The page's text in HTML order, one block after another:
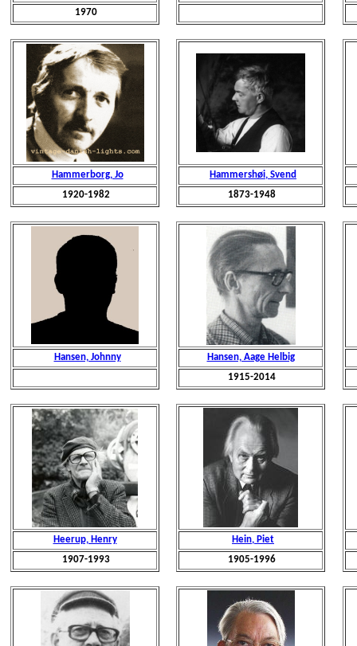
1970
Hammerborg, Jo
1920-1982
Hammershøi, Svend
1873-1948
Hansen, Johnny
Hansen, Aage Helbig
1915-2014
Heerup, Henry
1907-1993
Hein, Piet
1905-1996